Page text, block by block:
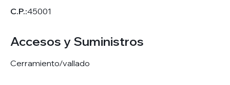
C.P.:45001
Accesos y Suministros
Cerramiento/vallado